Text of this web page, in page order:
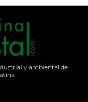
y ambiental de